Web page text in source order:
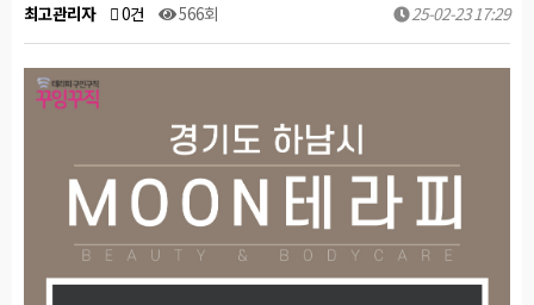
최고관리자 0건 566회 25-02-23 17:29